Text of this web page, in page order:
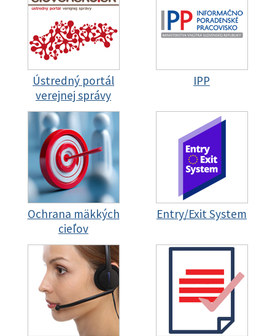
Ústredný portál
verejnej správy
IPP
Ochrana mäkkých
cieľov
Entry/Exit System